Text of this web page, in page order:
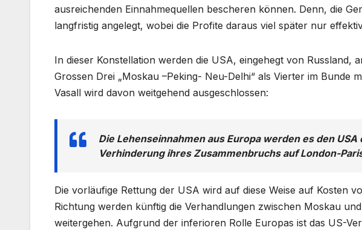
ausreichenden Einnahmequellen bescheren können. Denn, die
langfristig angelegt, wobei die Profite daraus viel später nur
In dieser Konstellation werden die USA, eingehegt von Russland,
Grossen Drei „Moskau –Peking- Neu-Delhi“ als Vierter im Bunde
Vasall wird davon weitgehend ausgeschlossen:
Die Lehenseinnahmen aus Europa werden es den
Verhinderung ihres Zusammenbruchs auf London-
Die vorläufige Rettung der USA wird auf diese Weise auf Kosten
Richtung werden künftig die Verhandlungen zwischen Moskau
weitergehen. Aufgrund der inferioren Rolle Europas ist das US-